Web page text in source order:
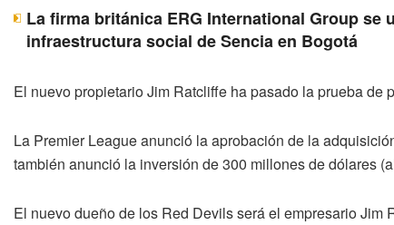
La firma británica ERG International Group se
infraestructura social de Sencia en Bogotá
El nuevo propietario Jim Ratcliffe ha pasado la prueba
La Premier League anunció la aprobación de la
también anunció la inversión de 300 millones de dólares
El nuevo dueño de los Red Devils será el empresario